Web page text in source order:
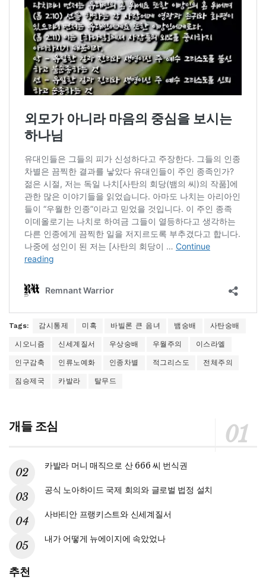
Tags: 감시통제 미혹 바빌론 큰 음녀 뱀숭배 사탄숭배
시오니즘 신세계질서 우상숭배 우월주의 이스라엘
인구감축 인류노예화 인종차별 적그리스도 전체주의
짐승제국 카발라 탈무드
개들 조심
카발라 머니 매직으로 산 666 씨 번식권
공식 노아하이드 국제 회의와 글로벌 법정 설치
사바티안 프랭키스트와 신세계질서
내가 어떻게 뉴에이지에 속았었나
추천